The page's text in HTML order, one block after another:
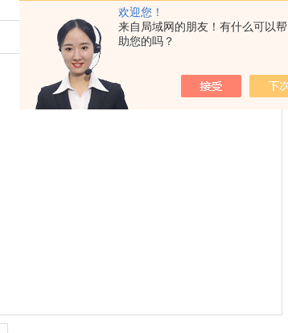
欢迎您！
来自局域网的朋友！有什么可以帮
助您的吗？